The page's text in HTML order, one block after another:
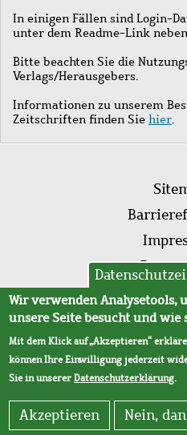
In einigen Fällen sind Login-
unter dem Readme-Link
Bitte beachten Sie die
Verlags/Herausgebers.
Informationen zu unserem
Zeitschriften finden Sie hier.
AVB
Wir verwenden Analysetools,
unsere Seite besucht und
Mit dem Klick auf „Akzeptieren“
können Ihre Einwilligung jederzeit
Sie in unsererDatenschutzerklärung.
Akzeptieren Nein,